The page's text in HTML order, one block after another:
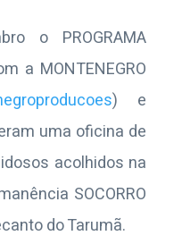
o PROGRAMA
a MONTENEGRO
) e
uma oficina de
acolhidos na
SOCORRO
do Tarumã.